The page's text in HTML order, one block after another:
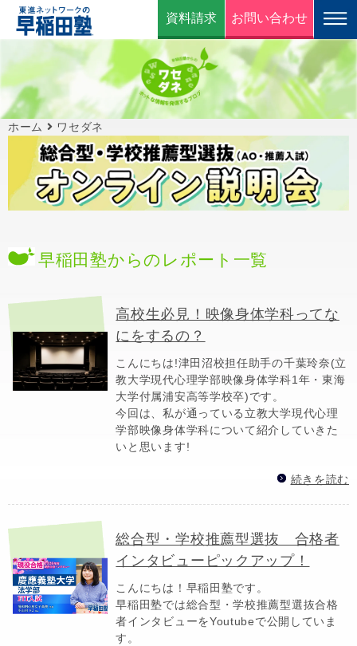
資料請求 お問い合わせ
ホーム ワセダネ
早稲田塾からのレポート一覧
高校生必見！映像身体学科ってな
にをするの？
こんにちは!津田沼校担任助手の千葉玲奈(立
教大学現代心理学部映像身体学科1年・東海
大学付属浦安高等学校卒)です。
今回は、私が通っている立教大学現代心理
学部映像身体学科について紹介していきた
いと思います!
続きを読む
総合型・学校推薦型選抜 合格者
インタビューピックアップ！
こんにちは！早稲田塾です。
早稲田塾では総合型・学校推薦型選抜合格
者インタビューをYoutubeで公開していま
す。